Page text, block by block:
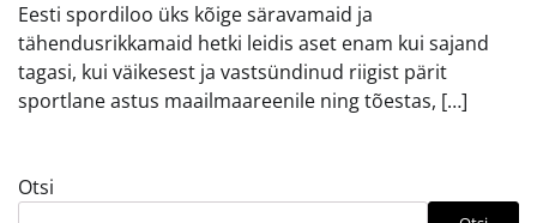
Eesti spordiloo üks kõige säravamaid ja
tähendusrikkamaid hetki leidis aset enam kui sajand
tagasi, kui väikesest ja vastsündinud riigist pärit
sportlane astus maailmaareenile ning tõestas, […]
Otsi